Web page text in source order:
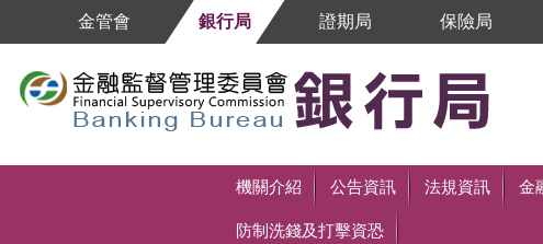
跳到主要內容區塊
金管會 銀行局 證期局 保險局
機關介紹 公告資訊 法規資訊 金
防制洗錢及打擊資恐